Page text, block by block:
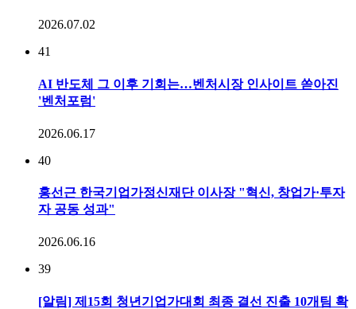
2026.07.02
41
AI 반도체 그 이후 기회는…벤처시장 인사이트 쏟아진
'벤처포럼'
2026.06.17
40
홍선근 한국기업가정신재단 이사장 "혁신, 창업가·투자
자 공동 성과"
2026.06.16
39
[알림] 제15회 청년기업가대회 최종 결선 진출 10개팀 확